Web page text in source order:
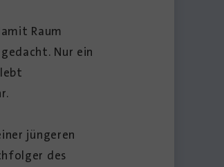
Raum
Nur ein
jüngeren
des